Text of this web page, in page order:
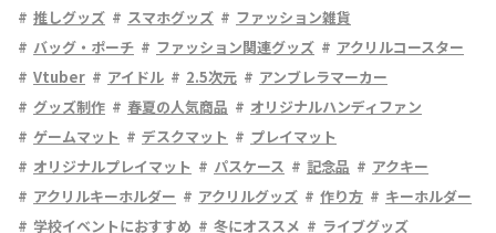
推しグッズ
スマホグッズ
ファッション雑貨
バッグ・ポーチ
ファッション関連グッズ
アクリルコースター
Vtuber
アイドル 2.5次元
アンブレラマーカー
グッズ制作
春夏の人気商品
オリジナルハンディファン
ゲームマット
デスクマット
プレイマット
オリジナルプレイマット
パスケース 記念品
アクキー
アクリルキーホルダー
アクリルグッズ 作り方
キーホルダー
学校イベントにおすすめ
冬にオススメ
ライブグッズ